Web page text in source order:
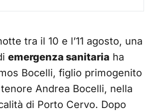
tra il 10 e l’11 agosto, una
emergenza sanitaria ha
Bocelli, figlio primogenito
Andrea Bocelli, nella
di Porto Cervo. Dopo